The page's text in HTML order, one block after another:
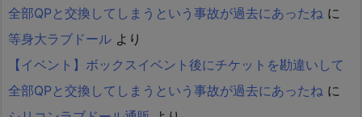
全部QPと交換してしまうという事故が過去にあったね に
等身大ラブドール より
【イベント】ボックスイベント後にチケットを勘違いして
全部QPと交換してしまうという事故が過去にあったね に